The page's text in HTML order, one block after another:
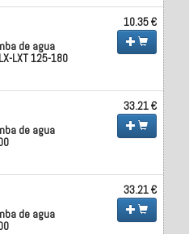
de agua
LXT 125-180
10.35 €
de agua
33.21 €
de agua
33.21 €